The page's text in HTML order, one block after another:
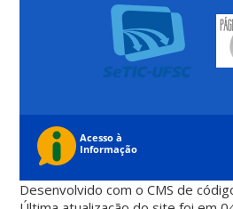
Desenvolvido com o CMS de